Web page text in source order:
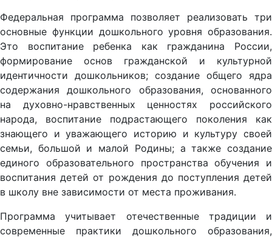
Федеральная программа позволяет реализовать три
основные функции дошкольного уровня образования.
Это воспитание ребенка как гражданина России,
формирование основ гражданской и культурной
идентичности дошкольников; создание общего ядра
содержания дошкольного образования, основанного
на духовно-нравственных ценностях российского
народа, воспитание подрастающего поколения как
знающего и уважающего историю и культуру своей
семьи, большой и малой Родины; а также создание
единого образовательного пространства обучения и
воспитания детей от рождения до поступления детей
в школу вне зависимости от места проживания.
Программа учитывает отечественные традиции и
современные практики дошкольного образования,